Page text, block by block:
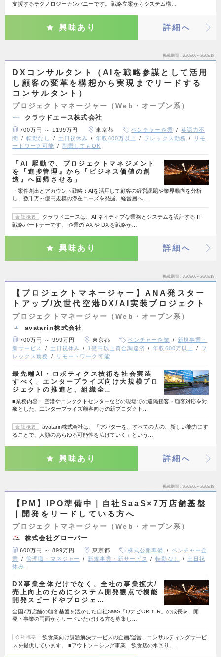
支援するテクノロジーカンパニーです。 戦略立案からシステム構…
興味あり 詳細へ
掲載期間 26/08/06～26/08/19
DXコンサルタント（AIを戦略参謀として活用
し顧客の変革を構想から実現までリードする
コンサルタント）
プロジェクトマネージャー（Web・オープン系）
クラウドエース株式会社
700万円 ～ 1199万円 東京都 ベンチャー企業
英語力不
問
転勤なし 土日祝休み 年収600万以上 フレックス勤務
リモ
ートワーク可能
副業してもOK
「AI 駆動で、プロジェクトマネジメント
を『進捗管理』から『ビジネス価値の創
造』へ回帰させる」
・案件創出とアカウント戦略：AIを活用して顧客の経営課題や業界動向を分析
し、数千万～億円規模の潜在ニーズを発掘。経営層へ…
会社概要
クラウドエースは、AI ネイティブな業務とシステムを設計する IT
戦略パートナーです。 企業の AX や DX を戦略か…
興味あり 詳細へ
掲載期間 26/08/06～26/08/19
【プロジェクトマネージャー】ANA発スター
トアップ/次世代空港DX/AI実装プロジェクト
プロジェクトマネージャー（Web・オープン系）
avatarin株式会社
700万円 ～ 999万円 東京都 ベンチャー企業
新規事業・
新サービス
土日祝休み 1億円以上資金調達済 年収600万以上
フ
レックス勤務
リモートワーク可能
最先端AI・ロボティクス技術を社会実装
すべく、エンタープライズ向け大規模プロ
ジェクトの推進と、組織全…
■業務内容： 空港やコンタクトセンターなどの現場での遠隔接客・顧客対応を対
象とした、エンタープライズ顧客向けの新プロダクト…
会社概要
avatarin株式会社は、「アバターを、すべての人の、新しい能力にす
ることで、人類のあらゆる可能性を広げていく」という…
興味あり 詳細へ
掲載期間 26/08/06～26/08/19
【PM】IPO準備中｜自社SaaS×7万店舗基盤
｜開発をリードしている方へ
プロジェクトマネージャー（Web・オープン系）
株式会社グローバー
600万円 ～ 899万円 東京都 株式公開準備
ベンチャー企
業
管理職・マネジャー 新規事業・新サービス 転勤なし
土日祝
休み
DX事業全体だけでなく、全社の事業拡大/
売上向上のためにシステム開発観点で機能
開発スピードやプロジェ…
全国7万店舗の顧客基盤を活かした自社SaaS「QナビORDER」の成長を、開
発・事業の両面からリードいただける方を募集し…
会社概要
飲食業向け課題解決サービスの企画/運営、コンサルティングサービ
スを提供しています。 ■アウトソーシング事業…飲食店の水回り…